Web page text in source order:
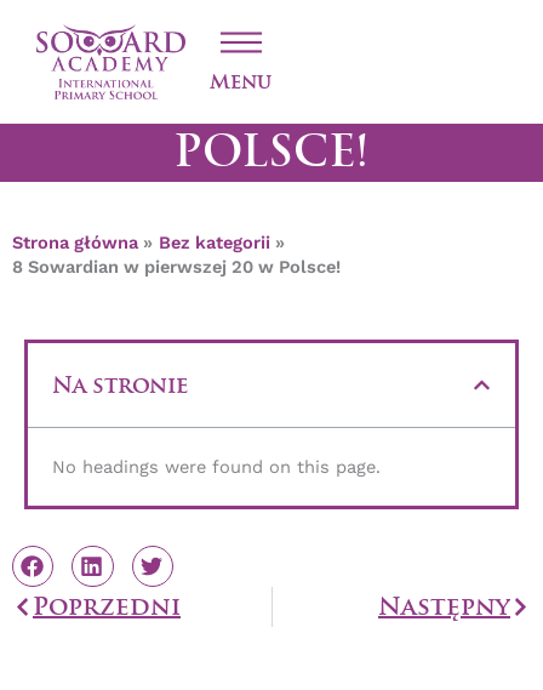
Menu
8 SOWARDIAN W
PIERWSZEJ 20 W
POLSCE!
Strona główna
Bez kategorii
8 Sowardian w pierwszej 20 w Polsce!
Na stronie
No headings were found on this page.
PrevPoprzedni Następny